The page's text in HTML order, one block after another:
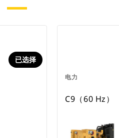
已选择
电力
C9（60 Hz）